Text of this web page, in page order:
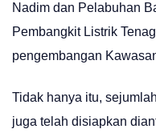
Nadim dan Pelabuhan
Pembangkit Listrik
pengembangan
Tidak hanya itu,
juga telah disiapkan